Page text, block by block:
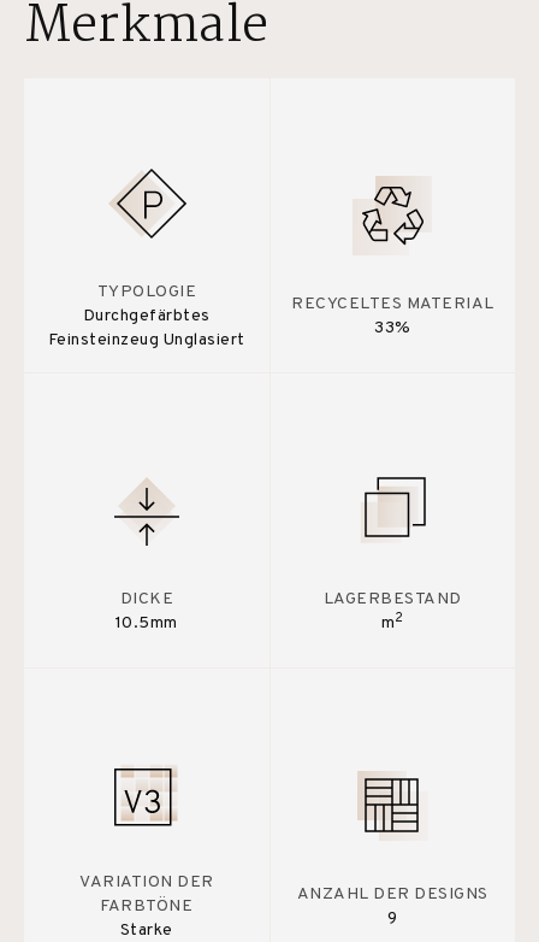
Merkmale
TYPOLOGIE
Durchgefärbtes
Feinsteinzeug Unglasiert
RECYCELTES MATERIAL
33%
DICKE
10.5mm
LAGERBESTAND
m2
VARIATION DER
FARBTÖNE
Starke
ANZAHL DER DESIGNS
9